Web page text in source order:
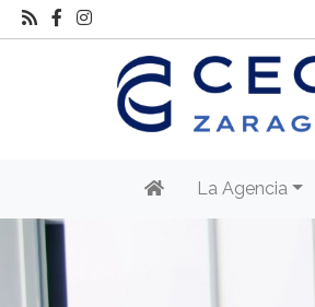
La Agencia